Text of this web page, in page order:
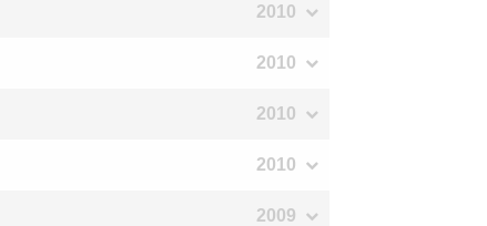
2010
2010
2010
2010
2009